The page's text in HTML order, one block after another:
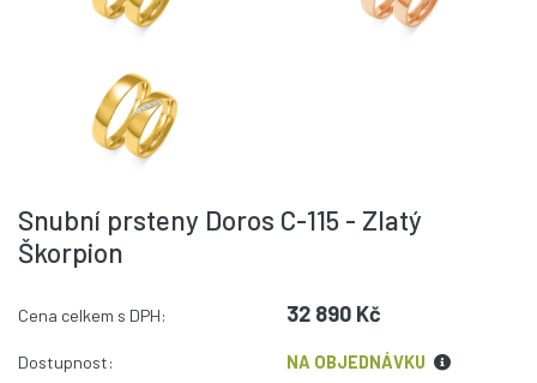
Snubní prsteny Doros C-115 - Zlatý
Škorpion
Cena celkem s DPH: 32 890 Kč
Dostupnost: NA OBJEDNÁVKU